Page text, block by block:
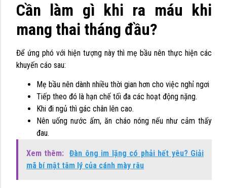
Cần làm gì khi ra máu khi
mang thai tháng đầu?
Để ứng phó với hiện tượng này thì mẹ bầu nên thực hiện các
khuyến cáo sau:
Mẹ bầu nên dành nhiều thời gian hơn cho việc nghỉ ngơi
Tiếp theo đó là hạn chế tối đa các hoạt động nặng.
Khi đi ngủ thì gác chân lên cao.
Nên uống nước ấm, ăn cháo nóng nếu như cảm thấy
đau.
Xem thêm:
Đàn ông im lặng có phải hết yêu? Giải
mã bí mật tâm lý của cánh mày râu